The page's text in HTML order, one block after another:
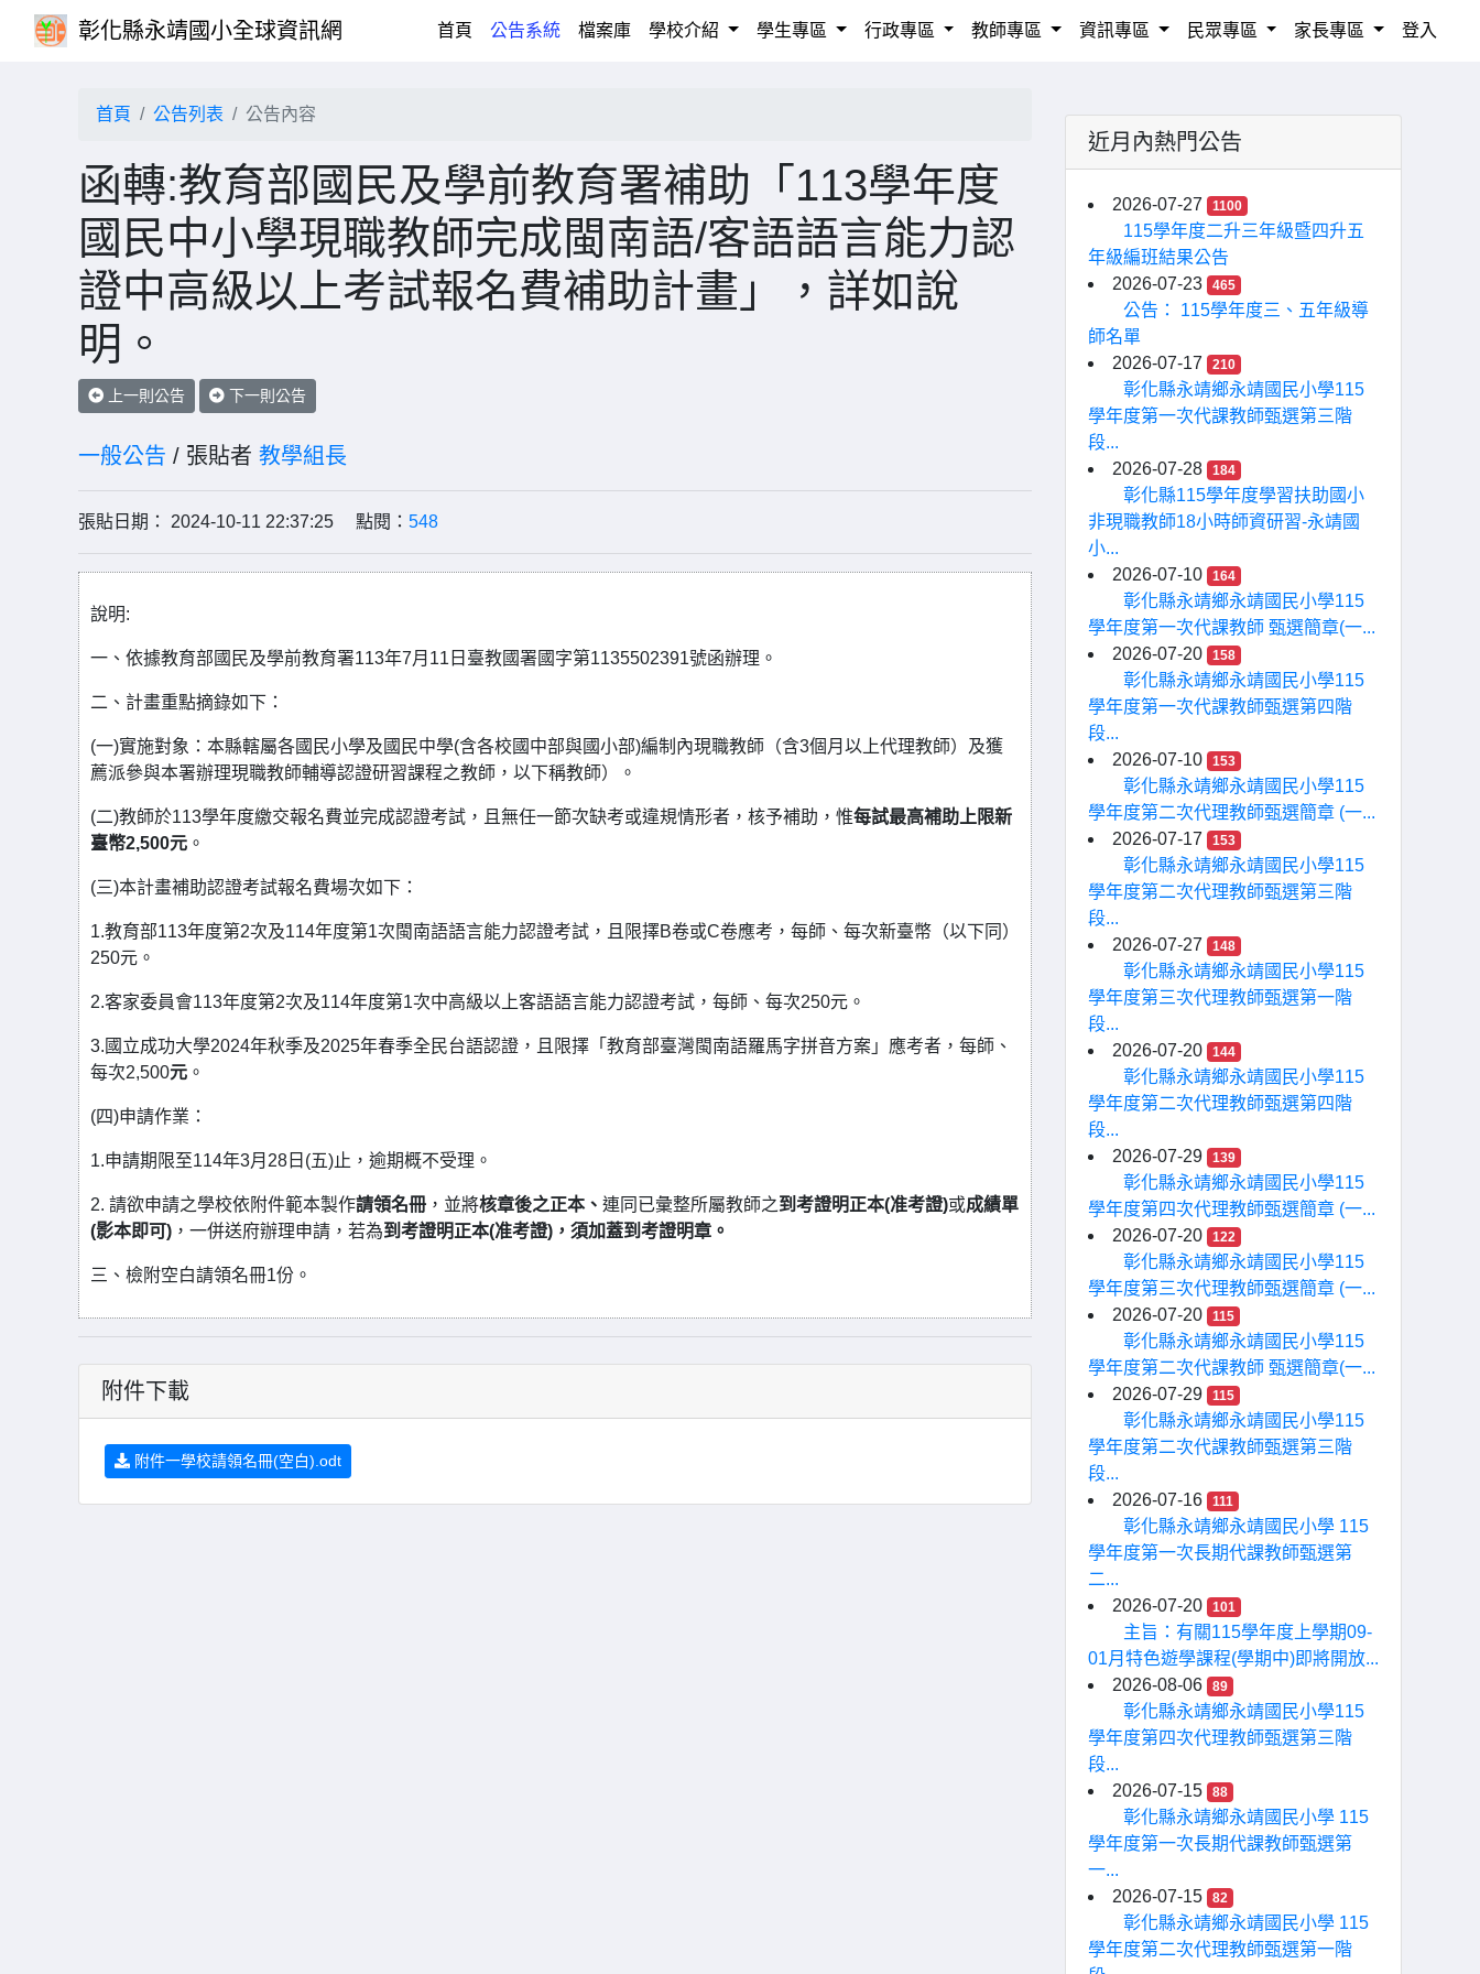
彰化縣永靖國小全球資訊網 首頁 (current)
公告系統 檔案庫 學校介紹 學生專區 行政專區 教師專區 資訊專區 民眾專區 家長專區 登入
首頁 公告列表 公告內容
函轉:教育部國民及學前教育署補助「113學年度
國民中小學現職教師完成閩南語/客語語言能力認
證中高級以上考試報名費補助計畫」，詳如說
明。
上一則公告 下一則公告
一般公告 / 張貼者 教學組長
張貼日期： 2024-10-11 22:37:25 點閱： 548
說明:
一、依據教育部國民及學前教育署113年7月11日臺教國署國字第1135502391號函辦理。
二、計畫重點摘錄如下：
(一)實施對象：本縣轄屬各國民小學及國民中學(含各校國中部與國小部)編制內現職教師（含3個月以上代理教師）及獲
薦派參與本署辦理現職教師輔導認證研習課程之教師，以下稱教師）。
(二)教師於113學年度繳交報名費並完成認證考試，且無任一節次缺考或違規情形者，核予補助，惟每試最高補助上限新
臺幣2,500元 。
(三)本計畫補助認證考試報名費場次如下：
1.教育部113年度第2次及114年度第1次閩南語語言能力認證考試，且限擇B卷或C卷應考，每師、每次新臺幣（以下同）
250元。
2.客家委員會113年度第2次及114年度第1次中高級以上客語語言能力認證考試，每師、每次250元。
3.國立成功大學2024年秋季及2025年春季全民台語認證，且限擇「教育部臺灣閩南語羅馬字拼音方案」應考者，每師、
每次2,500元 。
(四)申請作業：
1.申請期限至114年3月28日(五)止，逾期概不受理。
2. 請欲申請之學校依附件範本製作請領名冊 ，並將核章後之正本、 連同已彙整所屬教師之到考證明正本(准考證)或成績單
(影本即可) ，一併送府辦理申請，若為到考證明正本(准考證)，須加蓋到考證明章。
三、檢附空白請領名冊1份。
附件下載
附件一學校請領名冊(空白).odt
近月內熱門公告
2026-07-27 1100
115學年度二升三年級暨四升五
年級編班結果公告
2026-07-23
465
公告： 115學年度三、五年級導
師名單
2026-07-17
210
彰化縣永靖鄉永靖國民小學115
學年度第一次代課教師甄選第三階
段...
2026-07-28
184
彰化縣115學年度學習扶助國小
非現職教師18小時師資研習-永靖國
小...
2026-07-10
164
彰化縣永靖鄉永靖國民小學115
學年度第一次代課教師 甄選簡章(一...
2026-07-20
158
彰化縣永靖鄉永靖國民小學115
學年度第一次代課教師甄選第四階
段...
2026-07-10
153
彰化縣永靖鄉永靖國民小學115
學年度第二次代理教師甄選簡章 (一...
2026-07-17
153
彰化縣永靖鄉永靖國民小學115
學年度第二次代理教師甄選第三階
段...
2026-07-27
148
彰化縣永靖鄉永靖國民小學115
學年度第三次代理教師甄選第一階
段...
2026-07-20
144
彰化縣永靖鄉永靖國民小學115
學年度第二次代理教師甄選第四階
段...
2026-07-29
139
彰化縣永靖鄉永靖國民小學115
學年度第四次代理教師甄選簡章 (一...
2026-07-20
122
彰化縣永靖鄉永靖國民小學115
學年度第三次代理教師甄選簡章 (一...
2026-07-20
115
彰化縣永靖鄉永靖國民小學115
學年度第二次代課教師 甄選簡章(一...
2026-07-29
115
彰化縣永靖鄉永靖國民小學115
學年度第二次代課教師甄選第三階
段...
2026-07-16
111
彰化縣永靖鄉永靖國民小學 115
學年度第一次長期代課教師甄選第
二...
2026-07-20
101
主旨：有關115學年度上學期09-
01月特色遊學課程(學期中)即將開放...
2026-08-06
89
彰化縣永靖鄉永靖國民小學115
學年度第四次代理教師甄選第三階
段...
2026-07-15
88
彰化縣永靖鄉永靖國民小學 115
學年度第一次長期代課教師甄選第
一...
2026-07-15
82
彰化縣永靖鄉永靖國民小學 115
學年度第二次代理教師甄選第一階